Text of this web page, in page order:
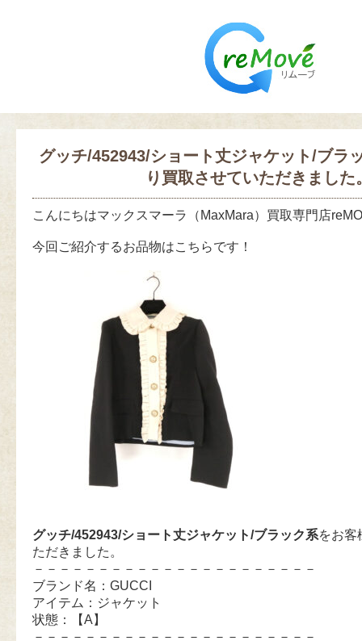
グッチ/452943/ショート丈ジャケット/ブラ
り買取させていただきました
こんにちはマックスマーラ（MaxMara）買取専門店
今回ご紹介するお品物はこちらです！
グッチ/452943/ショート丈ジャケット/ブラック系をお客
ただきました。
－－－－－－－－－－－－－－－－－－－－－－
ブランド名：GUCCI
アイテム：ジャケット
状態：【A】
－－－－－－－－－－－－－－－－－－－－－－